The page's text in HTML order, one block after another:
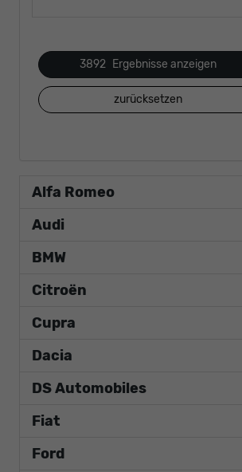
3892 Ergebnisse anzeigen
zurücksetzen
Alfa Romeo
Audi
BMW
Citroën
Cupra
Dacia
DS Automobiles
Fiat
Ford